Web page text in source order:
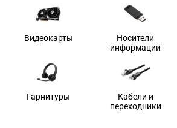
Видеокарты
Носители
информации
Гарнитуры
Кабели и
переходники